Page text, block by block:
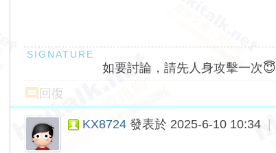
如要討論，請先人身攻擊一次😇
回復
KX8724 發表於 2025-6-10 10:34